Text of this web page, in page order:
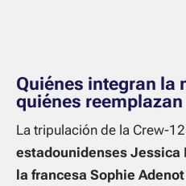
Quiénes integran la
quiénes reemplazan
La tripulación de la Crew-
estadounidenses Jessica
la francesa Sophie